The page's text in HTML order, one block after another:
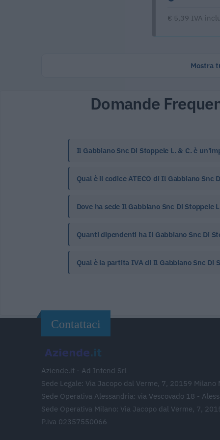
€ 5,39 IVA
Mostra
Domande
Il Gabbiano Snc Di Stoppele L. & C. è
Qual è il codice ATECO di Il Gabbiano Snc
Dove ha sede Il Gabbiano Snc Di Stoppele
Quanti dipendenti ha Il Gabbiano Snc Di
Qual è la partita IVA di Il Gabbiano Snc Di
Contattaci
Aziende.it - Ad Intend Srl
Sede Legale: Via Jacopo dal Verme, 7, 20159 Milano
Sede Operativa Alessandria: via Vescovado 18 -
Sede Operativa Milano: Via Jacopo dal Verme, 7,
P.iva 02357550066